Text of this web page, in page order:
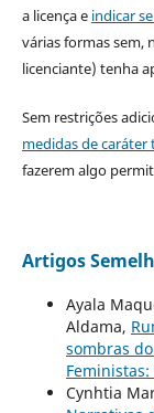
a licença e indicar
várias formas sem,
licenciante) tenha
Sem restrições
medidas de caráter
fazerem algo
Artigos
Ayala
Aldama,
sombras
Feministas:
Cynhtia